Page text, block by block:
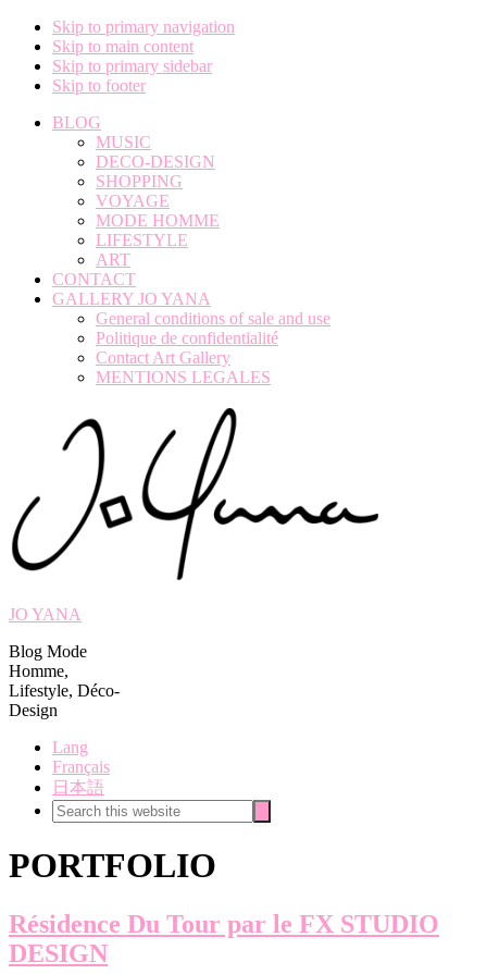
Skip to primary navigation
Skip to main content
Skip to primary sidebar
Skip to footer
BLOG
MUSIC
DECO-DESIGN
SHOPPING
VOYAGE
MODE HOMME
LIFESTYLE
ART
CONTACT
GALLERY JO YANA
General conditions of sale and use
Politique de confidentialité
Contact Art Gallery
MENTIONS LEGALES
JO YANA
Blog Mode
Homme,
Lifestyle, Déco-
Design
Lang
Français
日本語
Search
this
PORTFOLIO
Résidence Du Tour par le FX STUDIO
DESIGN